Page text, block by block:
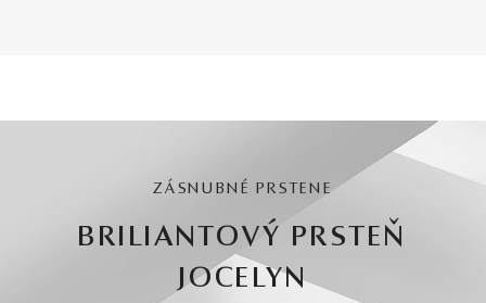
ZÁSNUBNÉ PRSTENE
BRILIANTOVÝ PRSTEŇ
JOCELYN